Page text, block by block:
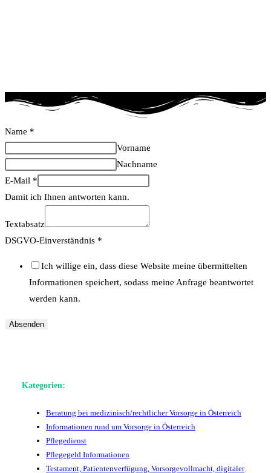
Name *
Vorname
Nachname
E-Mail *
Damit ich Ihnen antworten kann.
Textabsatz
DSGVO-Einverständnis *
Ich willige ein, dass diese Website meine übermittelten
Informationen speichert, sodass meine Anfrage beantwortet
werden kann.
Absenden
Kategorien:
Beratung bei medizinisch/rechtlicher Vorsorge in Österreich
Informationen rund um Vorsorge in Österreich
Pflegedienst
Pflegegeld Informationen
Testament, Patientenverfügung, Vorsorgevollmacht, digitaler